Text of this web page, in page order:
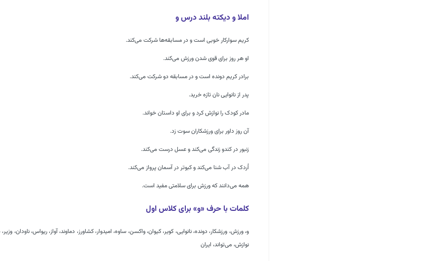
املا و دیکته بلند درس و
کریم سوارکار خوبی است و در مسابقه‌ها شرکت می‌کند.
او هر روز برای قوی شدن ورزش می‌کند.
برادر کریم دونده است و در مسابقه دو شرکت می‌کند.
پدر از نانوایی نان تازه خرید.
مادر کودک را نوازش کرد و برای او داستان خواند.
آن روز داور برای ورزشکاران سوت زد.
زنبور در کندو زندگی می‌کند و عسل درست می‌کند.
اُردک در آب شنا می‌کند و کبوتر در آسمان پرواز می‌کند.
همه می‌دانند که ورزش برای سلامتی مفید است.
کلمات با حرف «و» برای کلاس اول
و، ورزش، ورزشکار، دونده، نانوایی، کویر، کیوان، واکسن، ساوه، امیدوار، کشاورز، دماوند، آواز، ریواس، ناودان، وزیر،
نوازش، می‌تواند، ایران